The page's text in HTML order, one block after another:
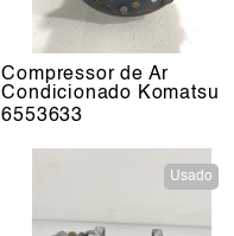
Compressor de Ar
Condicionado Komatsu
6553633
Usado